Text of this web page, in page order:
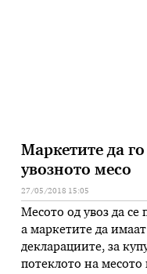
Маркетите да
увозното месо
27/05/2018 15:05
Месото од увоз да
а маркетите да
декларациите, за
потеклото на месото